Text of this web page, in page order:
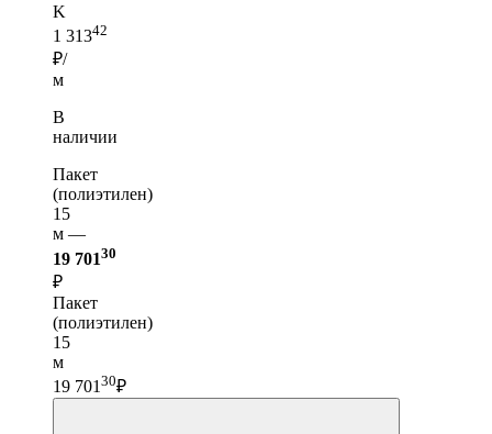
K
1 31342
₽/
м
В
наличии
Пакет
(полиэтилен)
15
м —
19 70130
₽
Пакет
(полиэтилен)
15
м
19 701 30₽